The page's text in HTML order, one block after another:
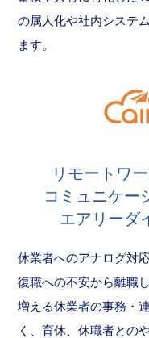
の属人化や社内システ
ます。
リモートワ
コミュニケー
エアリーダ
休業者へのアナログ対
復職への不安から離職
増える休業者の事務・
く、育休、休職者との